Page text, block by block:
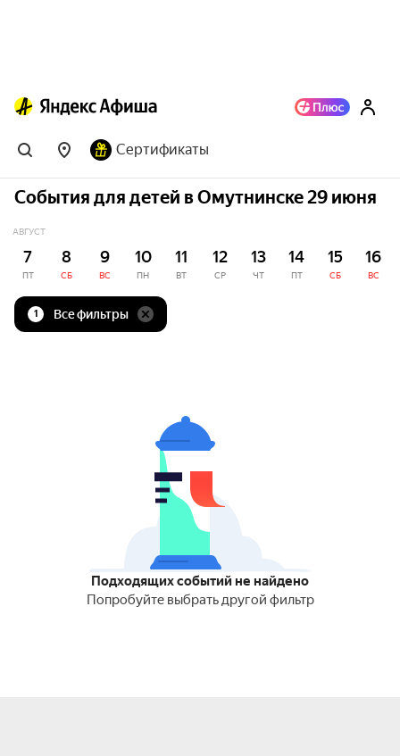
Сертификаты
События для детей в Омутнинске 29 июня
АВГУСТ
7
ПТ
8
СБ
9
ВС
10
ПН
11
ВТ
12
СР
13
ЧТ
14
ПТ
15
СБ
16
ВС
1 Все фильтры
Подходящих событий не найдено
Попробуйте выбрать другой фильтр